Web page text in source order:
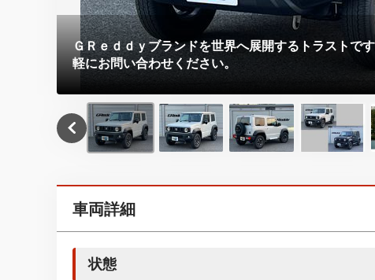
ＧＲｅｄｄｙブランドを世界へ展開するトラストで
軽にお問い合わせください。
車両詳細
状態